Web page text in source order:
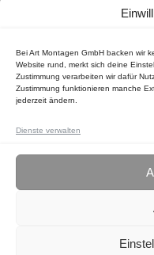
Bei Art Montagen GmbH backen wir
Website rund, merkt sich deine
Zustimmung verarbeiten wir dafür
Zustimmung funktionieren manche
jederzeit ändern.
Dienste verwalten